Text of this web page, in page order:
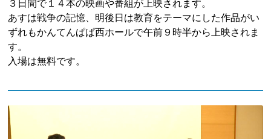
３日間で１４本の映画や番組が上映されます。
あすは戦争の記憶、明後日は教育をテーマにした作品がい
ずれもかんてんぱぱ西ホールで午前９時半から上映されま
す。
入場は無料です。